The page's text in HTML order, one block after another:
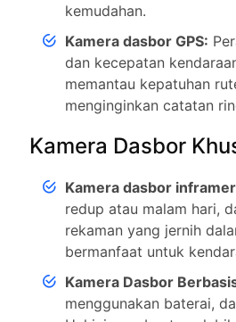
kemudahan.
Kamera dasbor GPS:
dan kecepatan
memantau kepatuhan
menginginkan catatan
Kamera Dasbor
Kamera dasbor
redup atau malam hari,
rekaman yang jernih
bermanfaat untuk
Kamera Dasbor
menggunakan baterai,